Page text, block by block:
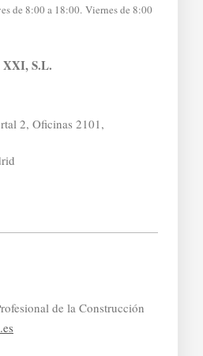
de 8:00 a 18:00. Viernes de 8:00
XXI, S.L.
2, Oficinas 2101,
de la Construcción